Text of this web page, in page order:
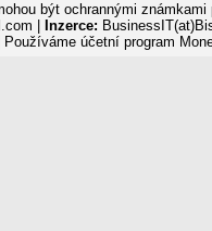
být ochrannými
|
Inzerce:
| Používáme účetní program